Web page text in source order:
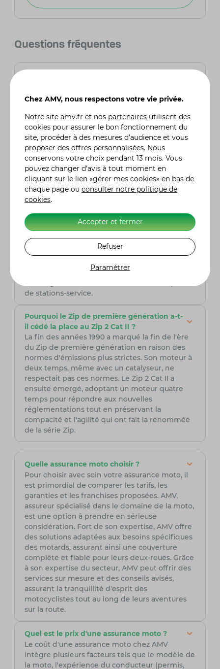
Questions fréquentes
tuning ?
Le Zip de première génération était apprécié
pour sa simplicité de construction, son moteur
à deux temps offrant des performances
sportives, et son poids modeste. Ces
caractéristiques en ont fait un choix idéal pour
des modifications de type "non officielles",
attirant ainsi les amateurs de tuning.
Comment le Piaggio Zip a-t-il répondu aux
défis de l'autonomie dans les régions
Malgré sa popularité, le Zip de première
génération présentait une autonomie limitée.
Avec un réservoir d'essence de 4 litres et une
réserve de 0,8 litre, combinés à une jauge
d'action, ce qui était particulièrement
de stations-service.
Pourquoi le Zip de première génération a-t-
il cédé la place au Zip 2 Cat II ?
La fin des années 1990 a marqué la fin de l'ère
du Zip de première génération en raison des
normes d'émissions plus strictes. Son moteur à
deux temps, même avec un catalyseur, ne
respectait pas ces normes. Le Zip 2 Cat II a
ensuite émergé, adoptant un moteur quatre
temps pour répondre aux nouvelles
réglementations tout en préservant la
compacité et l'agilité qui ont fait la renommée
de la série Zip.
Quelle assurance moto choisir ?
Pour choisir avec soin votre assurance moto, il
est primordial de comparer les tarifs, les
garanties et les franchises proposées. AMV,
assureur spécialisé dans le domaine de la moto,
est une option à prendre en sérieuse
considération. Fort de son expertise, AMV offre
des solutions adaptées aux besoins spécifiques
des motards, assurant ainsi une couverture
complète et fiable pour leurs deux-roues. Grâce
à son expertise du secteur, AMV peut offrir des
services sur mesure et des conseils avisés,
assurant la tranquillité d'esprit des
motocyclistes tout au long de leurs aventures
sur la route.
Quel est le prix d'une assurance moto ?
Le coût d'une assurance moto chez AMV
intègre plusieurs facteurs tels que le modèle de
la moto, l'expérience du conducteur (permis,
Chez AMV, nous respectons votre vie privée.
Notre site amv.fr et nos partenaires utilisent des
cookies pour assurer le bon fonctionnement du
site, procéder à des mesures d’audience et vous
proposer des offres personnalisées. Nous
conservons votre choix pendant 13 mois. Vous
pouvez changer d’avis à tout moment en
cliquant sur le lien «gérer mes cookies» en bas de
chaque page ou consulter notre politique de
cookies.
Accepter et fermer
Refuser
Paramétrer